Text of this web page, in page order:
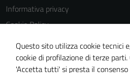
Informativa privacy
Cookie Policy
Note legali
Dichiarazione di accessibilità
Questo sito utilizza cookie tecnici
cookie di profilazione di terze
'Accetta tutti' si presta il